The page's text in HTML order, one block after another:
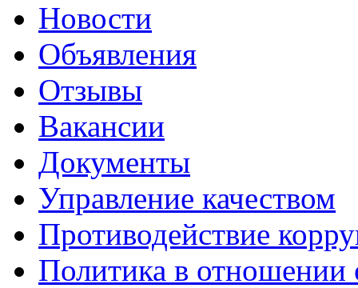
Новости
Объявления
Отзывы
Вакансии
Документы
Управление качеством
Противодействие
Политика в отношении